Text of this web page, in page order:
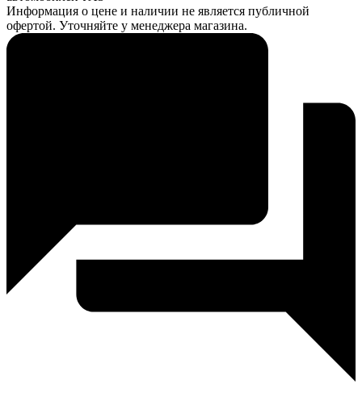
Информация о цене и наличии не является публичной
офертой. Уточняйте у менеджера магазина.